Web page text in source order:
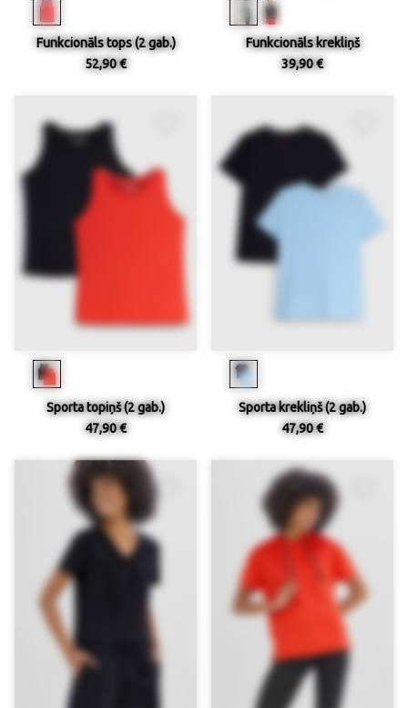
Funkcionāls tops (2 gab.)
52,90 €
Funkcionāls krekliņš
39,90 €
Sporta topiņš (2 gab.)
47,90 €
Sporta krekliņš (2 gab.)
47,90 €